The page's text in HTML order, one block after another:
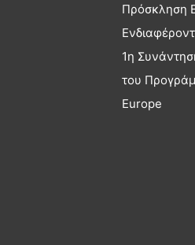
Πρόσκληση
1η
του
Europe